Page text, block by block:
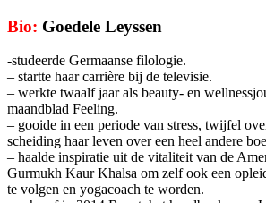
Bio: Goedele Leyssen
-studeerde Germaanse filologie.
– startte haar carrière bij de televisie.
– werkte twaalf jaar als beauty- en
maandblad Feeling.
– gooide in een periode van stress, twijfel
scheiding haar leven over een heel andere
– haalde inspiratie uit de vitaliteit van de
Gurmukh Kaur Khalsa om zelf ook een
te volgen en yogacoach te worden.